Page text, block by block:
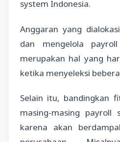
system Indonesia.
Anggaran yang
dan mengelola
merupakan hal yang
ketika menyeleksi
Selain itu, bandingkan
masing-masing payroll
karena akan